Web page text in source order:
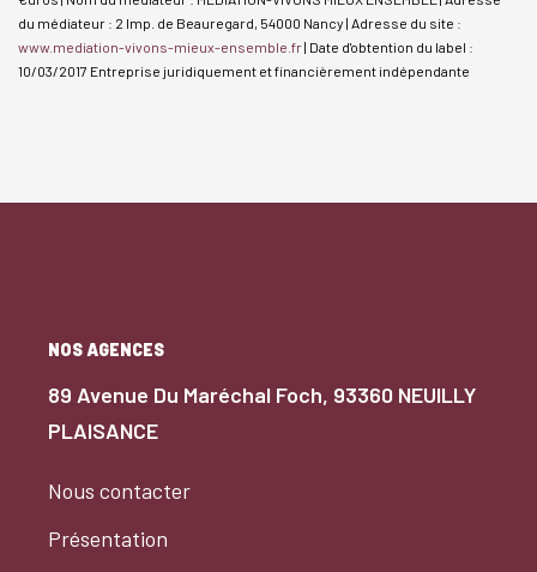
du médiateur : 2 Imp. de Beauregard, 54000 Nancy | Adresse du site :
www.mediation-vivons-mieux-ensemble.fr| Date d'obtention du label :
10/03/2017 Entreprise juridiquement et financièrement indépendante
NOS AGENCES
89 Avenue Du Maréchal Foch, 93360 NEUILLY
PLAISANCE
Nous contacter
Présentation